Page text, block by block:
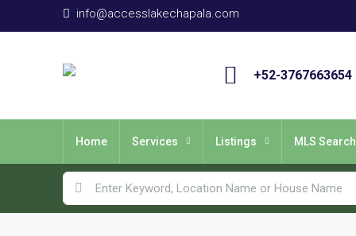
info@accesslakechapala.com
+52-3767663654
Home Services Listings MLS Search